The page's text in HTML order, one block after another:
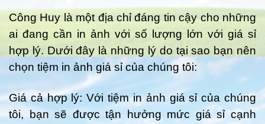
Công Huy là một địa chỉ đáng tin cậy cho những
ai đang cần in ảnh với số lượng lớn với giá sỉ
hợp lý. Dưới đây là những lý do tại sao bạn nên
chọn tiệm in ảnh giá sỉ của chúng tôi:
Giá cả hợp lý: Với tiệm in ảnh giá sỉ của chúng
tôi, bạn sẽ được tận hưởng mức giá sỉ cạnh